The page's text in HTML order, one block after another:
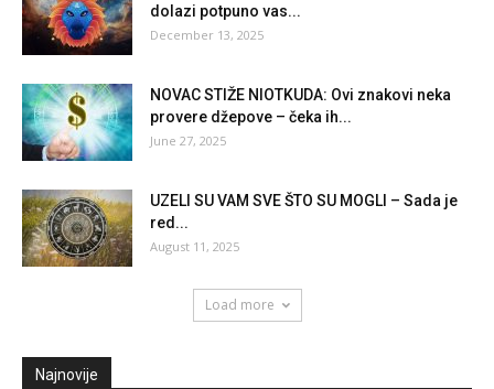
dolazi potpuno vas...
December 13, 2025
NOVAC STIŽE NIOTKUDA: Ovi znakovi neka
provere džepove – čeka ih...
June 27, 2025
UZELI SU VAM SVE ŠTO SU MOGLI – Sada je
red...
August 11, 2025
Load more
Najnovije